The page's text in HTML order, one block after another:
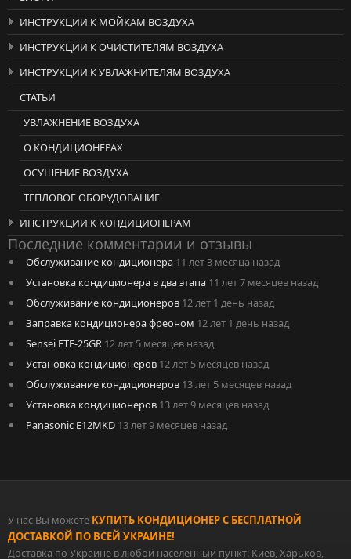
ИНСТРУКЦИИ К МОЙКАМ ВОЗДУХА
ИНСТРУКЦИИ К ОЧИСТИТЕЛЯМ ВОЗДУХА
ИНСТРУКЦИИ К УВЛАЖНИТЕЛЯМ ВОЗДУХА
СТАТЬИ
УВЛАЖНЕНИЕ ВОЗДУХА
О КОНДИЦИОНЕРАХ
ОСУШЕНИЕ ВОЗДУХА
ТЕПЛОВОЕ ОБОРУДОВАНИЕ
ИНСТРУКЦИИ К КОНДИЦИОНЕРАМ
Последние комментарии и отзывы
Обслуживание кондиционера 11 лет 3 месяца назад
Установка кондиционера в два этапа 11 лет 7 месяцев назад
Обслуживание кондиционеров 12 лет 1 день назад
Заправка кондиционера фреоном 12 лет 1 день назад
Sensei FTE-25GR 12 лет 5 месяцев назад
Установка кондиционеров 12 лет 5 месяцев назад
Обслуживание кондиционеров 13 лет 5 месяцев назад
Установка кондиционеров 13 лет 9 месяцев назад
Panasonic E12MKD 13 лет 9 месяцев назад
У нас Вы можете КУПИТЬ КОНДИЦИОНЕР С БЕСПЛАТНОЙ
ДОСТАВКОЙ ПО ВСЕЙ УКРАИНЕ!
Доставка по Украине в любой населенный пункт: Киев, Харьков,